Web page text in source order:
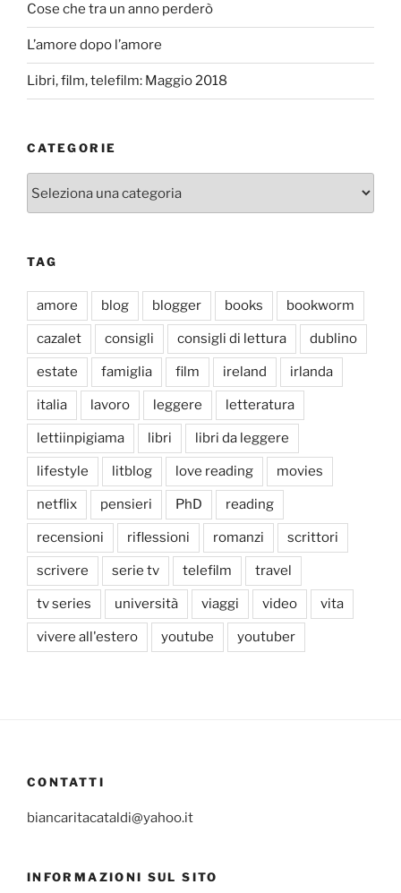
Cose che tra un anno perderò
L’amore dopo l’amore
Libri, film, telefilm: Maggio 2018
CATEGORIE
TAG
amore blog blogger books bookworm
cazalet consigli consigli di lettura dublino
estate famiglia film ireland irlanda
italia lavoro leggere letteratura
lettiinpigiama libri libri da leggere
lifestyle litblog love reading movies
netflix pensieri PhD reading
recensioni riflessioni romanzi scrittori
scrivere serie tv telefilm travel
tv series università viaggi video vita
vivere all'estero youtube youtuber
CONTATTI
biancaritacataldi@yahoo.it
INFORMAZIONI SUL SITO